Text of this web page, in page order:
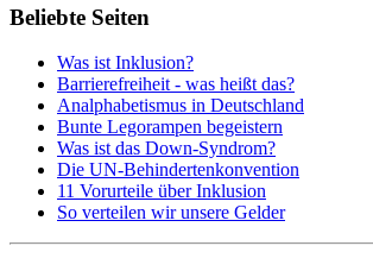
Beliebte Seiten
Was ist Inklusion?
Barrierefreiheit - was heißt das?
Analphabetismus in Deutschland
Bunte Legorampen begeistern
Was ist das Down-Syndrom?
Die UN-Behindertenkonvention
11 Vorurteile über Inklusion
So verteilen wir unsere Gelder